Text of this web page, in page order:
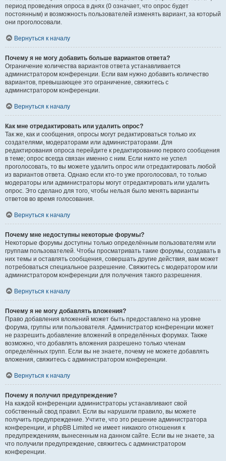
период проведения опроса в днях (0 означает, что опрос будет
постоянным) и возможность пользователей изменять вариант, за который
они проголосовали.
Вернуться к началу
Почему я не могу добавить больше вариантов ответа?
Ограничение количества вариантов ответа устанавливается
администратором конференции. Если вам нужно добавить количество
вариантов, превышающее это ограничение, свяжитесь с
администратором конференции.
Вернуться к началу
Как мне отредактировать или удалить опрос?
Так же, как и сообщения, опросы могут редактироваться только их
создателями, модераторами или администраторами. Для
редактирования опроса перейдите к редактированию первого сообщения
в теме; опрос всегда связан именно с ним. Если никто не успел
проголосовать, то вы можете удалить опрос или отредактировать любой
из вариантов ответа. Однако если кто-то уже проголосовал, то только
модераторы или администраторы могут отредактировать или удалить
опрос. Это сделано для того, чтобы нельзя было менять варианты
ответов во время голосования.
Вернуться к началу
Почему мне недоступны некоторые форумы?
Некоторые форумы доступны только определённым пользователям или
группам пользователей. Чтобы просматривать такие форумы, создавать в
них темы и оставлять сообщения, совершать другие действия, вам может
потребоваться специальное разрешение. Свяжитесь с модератором или
администратором конференции для получения такого разрешения.
Вернуться к началу
Почему я не могу добавлять вложения?
Право добавления вложений может быть предоставлено на уровне
форума, группы или пользователя. Администратор конференции может
не разрешить добавление вложений в определённых форумах. Также
возможно, что добавлять вложения разрешено только членам
определённых групп. Если вы не знаете, почему не можете добавлять
вложения, свяжитесь с администратором конференции.
Вернуться к началу
Почему я получил предупреждение?
На каждой конференции администраторы устанавливают свой
собственный свод правил. Если вы нарушили правило, вы можете
получить предупреждение. Учтите, что это решение администратора
конференции, и phpBB Limited не имеет никакого отношения к
предупреждениям, вынесенным на данном сайте. Если вы не знаете, за
что получили предупреждение, свяжитесь с администратором
конференции.